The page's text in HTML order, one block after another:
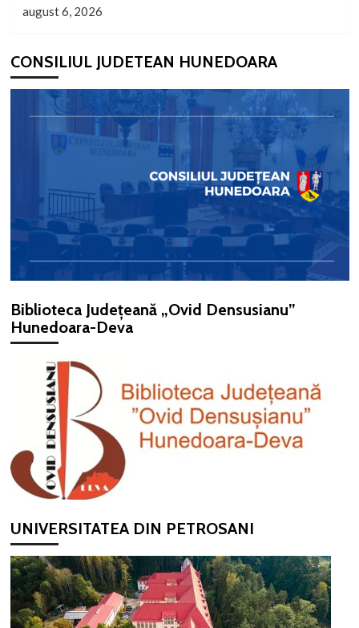
august 6, 2026
CONSILIUL JUDETEAN HUNEDOARA
Biblioteca Județeană „Ovid Densusianu”
Hunedoara-Deva
UNIVERSITATEA DIN PETROSANI